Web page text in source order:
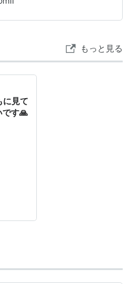
セガワの1/72 F-4のキッ
おり、同じF-4Jのファイ
ートの処理、パーティン
わせ目も最低限、パテ…
もっと見る
見て
です🙏